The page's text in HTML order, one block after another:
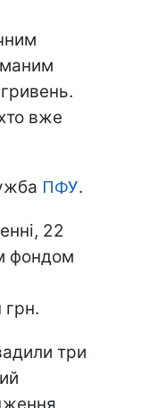
вже
ПФУ.
22
фондом
грн.
три